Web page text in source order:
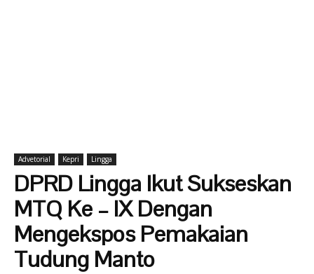
Advetorial Kepri Lingga
DPRD Lingga Ikut Sukseskan
MTQ Ke – IX Dengan
Mengekspos Pemakaian
Tudung Manto